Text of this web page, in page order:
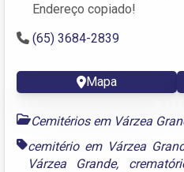
Endereço copiado!
(65) 3684-2839
Mapa
Cemitérios em Várzea
cemitério em Várzea
Várzea Grande,